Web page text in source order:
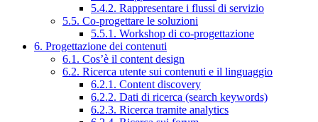
5.4.2. Rappresentare i flussi di servizio
5.5. Co-progettare le soluzioni
5.5.1. Workshop di co-progettazione
6. Progettazione dei contenuti
6.1. Cos’è il content design
6.2. Ricerca utente sui contenuti e il linguaggio
6.2.1. Content discovery
6.2.2. Dati di ricerca (search keywords)
6.2.3. Ricerca tramite analytics